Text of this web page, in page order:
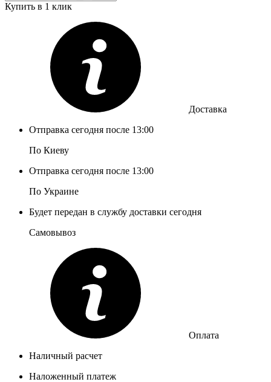
Купить в 1 клик
Доставка
Отправка сегодня после 13:00
По Киеву
Отправка сегодня после 13:00
По Украине
Будет передан в службу доставки сегодня
Самовывоз
Оплата
Наличный расчет
Наложенный платеж